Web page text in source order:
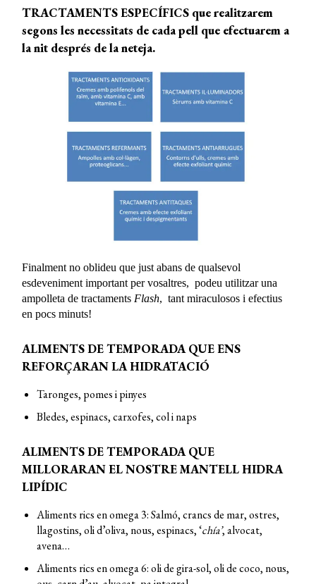
TRACTAMENTS ESPECÍFICS que realitzarem
segons les necessitats de cada pell que efectuarem a
la nit després de la neteja.
Finalment no oblideu que just abans de qualsevol
esdeveniment important per vosaltres, podeu utilitzar una
ampolleta de tractaments Flash, tant miraculosos i efectius
en pocs minuts!
ALIMENTS DE TEMPORADA QUE ENS
REFORÇARAN LA HIDRATACIÓ
Taronges, pomes i pinyes
Bledes, espinacs, carxofes, col i naps
ALIMENTS DE TEMPORADA QUE
MILLORARAN EL NOSTRE MANTELL HIDRA
LIPÍDIC
Aliments rics en omega 3: Salmó, crancs de mar, ostres,
llagostins, oli d’oliva, nous, espinacs, ‘chía’, alvocat,
avena…
Aliments rics en omega 6: oli de gira-sol, oli de coco, nous,